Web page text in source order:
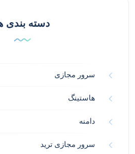
دسته بندی ها
سرور مجازی
هاستینگ
دامنه
سرور مجازی ترید